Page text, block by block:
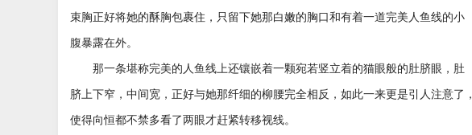
束胸正好将她的酥胸包裹住，只留下她那白嫩的胸口和有着一道完美人鱼线的小
腹暴露在外。
那一条堪称完美的人鱼线上还镶嵌着一颗宛若竖立着的猫眼般的肚脐眼，肚
脐上下窄，中间宽，正好与她那纤细的柳腰完全相反，如此一来更是引人注意了，
使得向恒都不禁多看了两眼才赶紧转移视线。